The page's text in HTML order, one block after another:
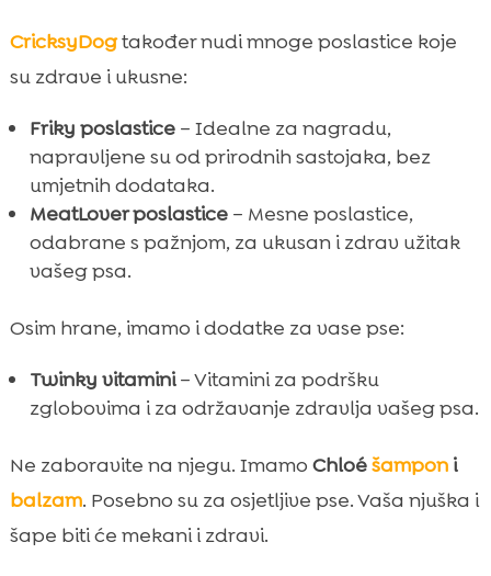
CricksyDogtakođer nudi mnoge poslastice koje
su zdrave i ukusne:
Friky poslastice– Idealne za nagradu,
napravljene su od prirodnih sastojaka, bez
umjetnih dodataka.
MeatLover poslastice– Mesne poslastice,
odabrane s pažnjom, za ukusan i zdrav užitak
vašeg psa.
Osim hrane, imamo i dodatke za vase pse:
Twinky vitamini– Vitamini za podršku
zglobovima i za održavanje zdravlja vašeg psa.
Ne zaboravite na njegu. Imamo Chloéšamponi
balzam. Posebno su za osjetljive pse. Vaša njuška i
šape biti će mekani i zdravi.